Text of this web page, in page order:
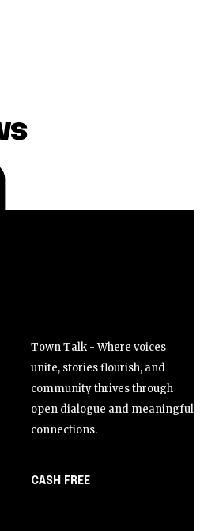
Town Talk - Where voices
unite, stories flourish, and
community thrives through
open dialogue and meaningful
connections.
CASH FREE